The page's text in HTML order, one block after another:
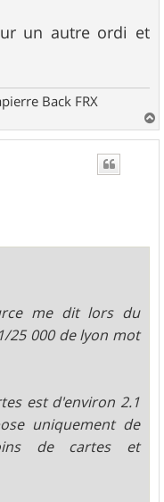
un autre ordi et
Back FRX
a
u
me dit lors du
25 000 de lyon mot
est d'environ 2.1
uniquement de
de cartes et